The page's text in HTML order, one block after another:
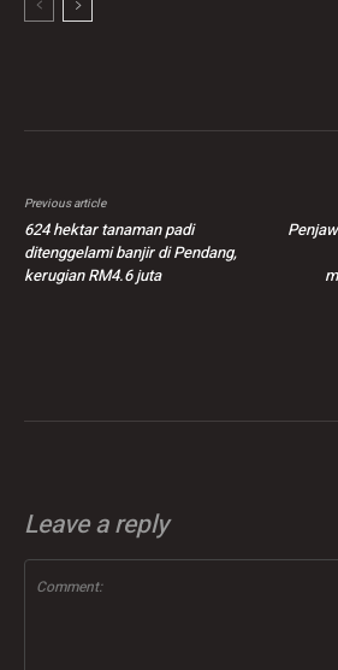
Previous article
624 hektar tanaman padi
ditenggelami banjir di Pendang,
kerugian RM4.6 juta
Leave a reply